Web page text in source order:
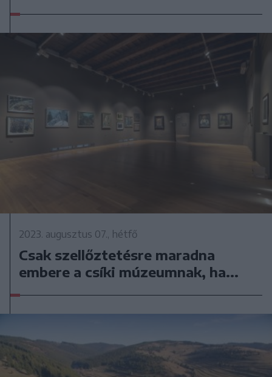
2023. augusztus 07., hétfő
Csak szellőztetésre maradna
embere a csíki múzeumnak, ha...